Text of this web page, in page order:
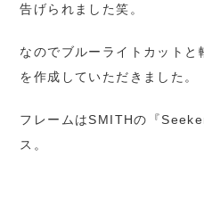
告げられました笑。
なのでブルーライトカット
を作成していただきました。
フレームはSMITHの『
ス。